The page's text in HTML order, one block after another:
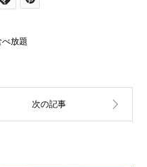
べ放題